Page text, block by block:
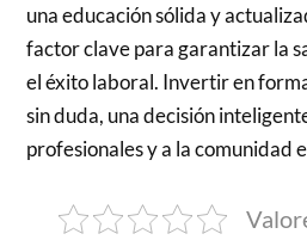
una educación sólida y
factor clave para garantizar la
el éxito laboral. Invertir en
sin duda, una decisión
profesionales y a la comunidad